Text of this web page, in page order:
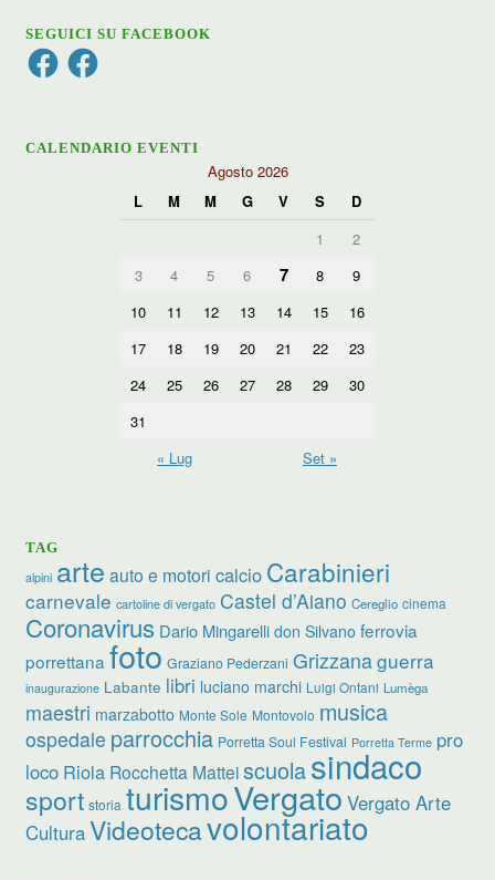
SEGUICI SU FACEBOOK
FacebookFacebook
CALENDARIO EVENTI
Agosto 2026
L
M M G V S
D
1
2
3
4 5 6 7 8
9
10
11 12 13 14 15
16
17
18 19 20 21 22
23
24
25 26 27 28 29
30
31
« Lug
Set »
TAG
alpini arte auto e motori calcio Carabinieri
carnevale cartoline di vergato Castel d’Aiano Cereglio cinema
Coronavirus Dario Mingarelli don Silvano ferrovia
porrettana foto Graziano Pederzani Grizzanaguerra
inaugurazione Labante libri luciano marchi Luigi Ontani Lumèga
maestri marzabotto Monte Sole Montovolo musica
ospedale parrocchia Porretta Soul Festival Porretta Terme pro
loco Riola Rocchetta Matteiscuolasindaco
sport storia turismoVergato Vergato Arte
CulturaVideotecavolontariato